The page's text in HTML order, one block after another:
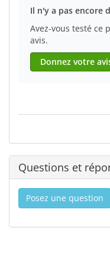
Il n'y a pas encore
Avez-vous testé ce
avis.
Donnez votre
Questions et
Posez une question